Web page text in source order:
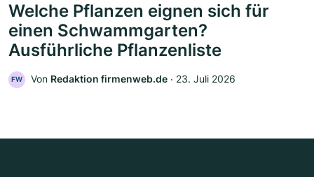
Welche Pflanzen eignen sich für
einen Schwammgarten?
Ausführliche Pflanzenliste
FW Von Redaktion firmenweb.de ‧ 23. Juli 2026